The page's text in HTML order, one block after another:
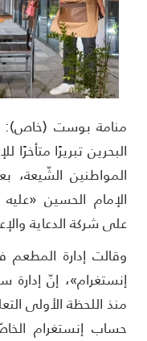
بوست (خاص):
تبريرًا متأخرًا
الشّيعة، بعد
الحسين «عليه
شركة الدعاية والإعلان.
إدارة المطعم
إنّ إدارة
اللحظة الأولى
إنستغرام الخاصّ